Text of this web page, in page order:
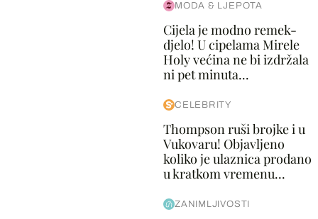
MODA & LJEPOTA
Cijela je modno remek-
djelo! U cipelama Mirele
Holy većina ne bi izdržala
ni pet minuta...
CELEBRITY
Thompson ruši brojke i u
Vukovaru! Objavljeno
koliko je ulaznica prodano
u kratkom vremenu...
ZANIMLJIVOSTI